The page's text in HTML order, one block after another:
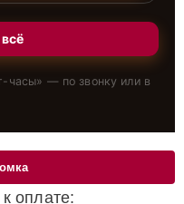
часы» — по звонку или в
оплате: